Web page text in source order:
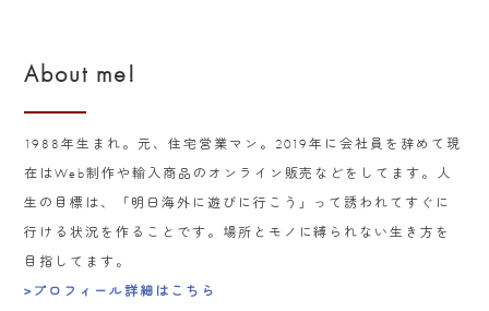
About me!
1988年生まれ。元、住宅営業マン。2019年に会社員を辞めて現
在はWeb制作や輸入商品のオンライン販売などをしてます。人
生の目標は、「明日海外に遊びに行こう」って誘われてすぐに
行ける状況を作ることです。場所とモノに縛られない生き方を
目指してます。
>プロフィール詳細はこちら